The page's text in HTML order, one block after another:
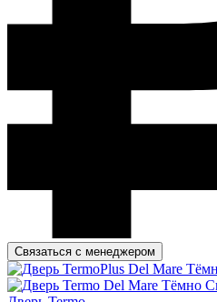
Связаться с менеджером